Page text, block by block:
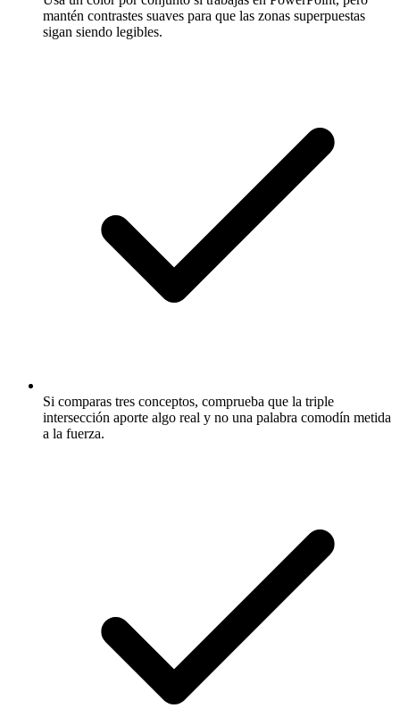
mantén contrastes suaves para que las zonas superpuestas
sigan siendo legibles.
Si comparas tres conceptos, comprueba que la triple
intersección aporte algo real y no una palabra comodín metida
a la fuerza.